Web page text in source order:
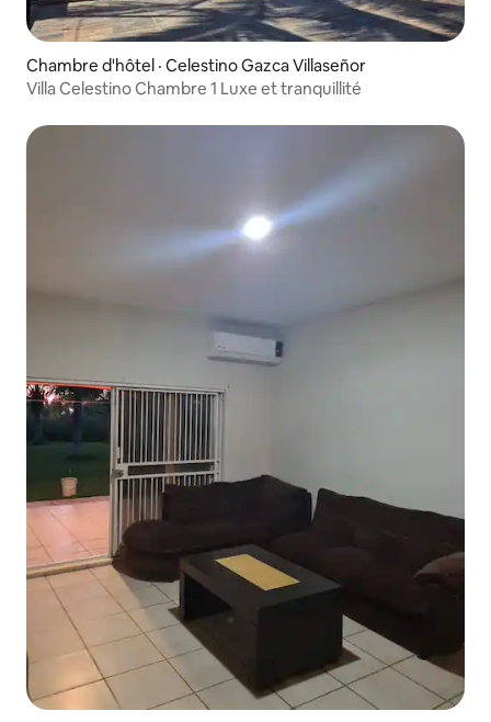
Chambre d'hôtel · Celestino Gazca Villaseñor
Villa Celestino Chambre 1 Luxe et tranquillité